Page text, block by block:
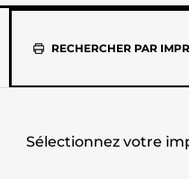
RECHERCHER PAR
Sélectionnez votre